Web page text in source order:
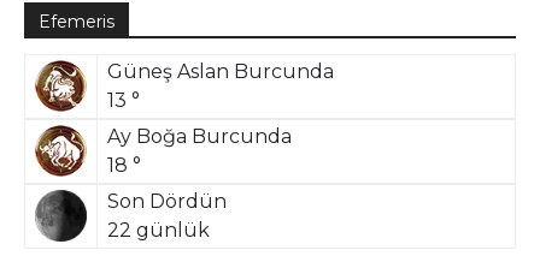
Efemeris
Güneş Aslan Burcunda
13 °
Ay Boğa Burcunda
18 °
Son Dördün
22 günlük